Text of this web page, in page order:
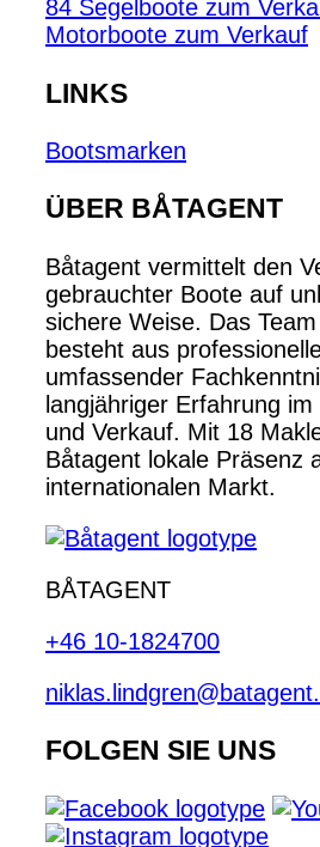
84 Segelboote zum
Motorboote zum Verkauf
LINKS
Bootsmarken
ÜBER BÅTAGENT
Båtagent vermittelt den
gebrauchter Boote auf
sichere Weise. Das
besteht aus
umfassender
langjähriger Erfahrung
und Verkauf. Mit 18
Båtagent lokale Präsenz
internationalen Markt.
BÅTAGENT
+46 10-1824700
FOLGEN SIE UNS